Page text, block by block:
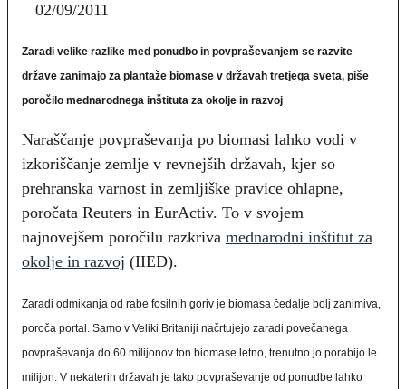
02/09/2011
Zaradi velike razlike med ponudbo in povpraševanjem se razvite
države zanimajo za plantaže biomase v državah tretjega sveta, piše
poročilo mednarodnega inštituta za okolje in razvoj
Naraščanje povpraševanja po biomasi lahko vodi v
izkoriščanje zemlje v revnejših državah, kjer so
prehranska varnost in zemljiške pravice ohlapne,
poročata Reuters in EurActiv. To v svojem
najnovejšem poročilu razkriva mednarodni inštitut za
okolje in razvoj (IIED).
Zaradi odmikanja od rabe fosilnih goriv je biomasa čedalje bolj zanimiva,
poroča portal. Samo v Veliki Britaniji načrtujejo zaradi povečanega
povpraševanja do 60 milijonov ton biomase letno, trenutno jo porabijo le
milijon. V nekaterih državah je tako povpraševanje od ponudbe lahko